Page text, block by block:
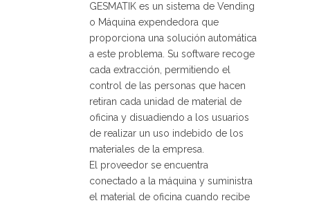
GESMATIK es un sistema de Vending
o Máquina expendedora que
proporciona una solución automática
a este problema. Su software recoge
cada extracción, permitiendo el
control de las personas que hacen
retiran cada unidad de material de
oficina y disuadiendo a los usuarios
de realizar un uso indebido de los
materiales de la empresa.
El proveedor se encuentra
conectado a la máquina y suministra
el material de oficina cuando recibe